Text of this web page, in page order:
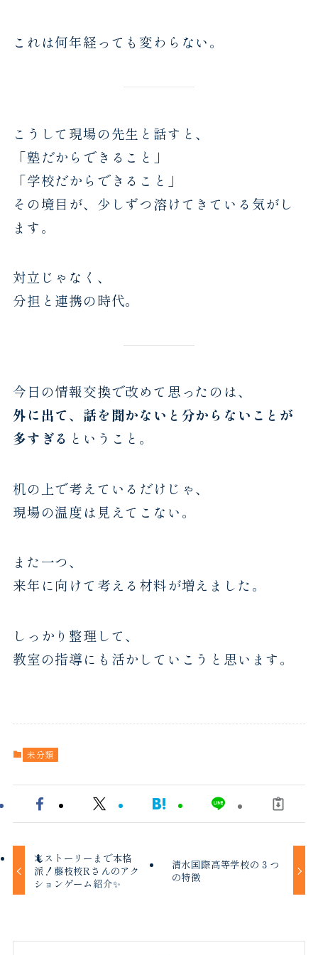
これは何年経っても変わらない。
こうして現場の先生と話すと、
「塾だからできること」
「学校だからできること」
その境目が、少しずつ溶けてきている気がし
ます。
対立じゃなく、
分担と連携の時代。
今日の情報交換で改めて思ったのは、
外に出て、話を聞かないと分からないことが
多すぎる ということ。
机の上で考えているだけじゃ、
現場の温度は見えてこない。
また一つ、
来年に向けて考える材料が増えました。
しっかり整理して、
教室の指導にも活かしていこうと思います。
未分類
🦎ストーリーまで本格
派！藤枝校Rさんのアク
ションゲーム紹介✨
清水国際高等学校の３つ
の特徴